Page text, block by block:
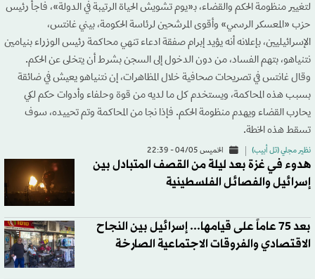
لتغيير منظومة الحكم والقضاء، بـ«يوم تشويش الحياة الرتيبة في الدولة»، فاجأ رئيس
حزب «المعسكر الرسمي» وأقوى المرشحين لرئاسة الحكومة، بيني غانتس،
الإسرائيليين، بإعلانه أنه يؤيد إبرام صفقة ادعاء تنهي محاكمة رئيس الوزراء بنيامين
نتنياهو، بتهم الفساد، من دون الدخول إلى السجن بشرط أن يتخلى عن الحكم.
وقال غانتس في تصريحات صحافية خلال المظاهرات، إن نتنياهو يعيش في ضائقة
بسبب هذه المحاكمة، ويستخدم كل ما لديه من قوة وحلفاء وأدوات حكم لكي
يحارب القضاء ويهدم منظومة الحكم. فإذا نجا من المحاكمة وتم تحييده، سوف
تسقط هذه الخطة.
نظير مجلي (تل أبيب) الخميس 04/05 - 22:39
هدوء في غزة بعد ليلة من القصف المتبادل بين
إسرائيل والفصائل الفلسطينية
بعد 75 عاماً على قيامها... إسرائيل بين النجاح
الاقتصادي والفروقات الاجتماعية الصارخة